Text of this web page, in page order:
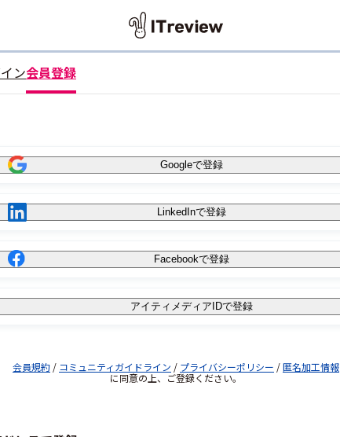
ン会員登録
Googleで登録
LinkedInで登録
Facebookで登録
アイティメディアIDで登録
会員規約 / コミュニティガイドライン / プライバシーポリシー /匿名加工情報
に同意の上、ご登録ください。